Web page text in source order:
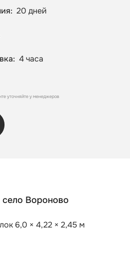
20 дней
4 часа
уточняйте у менеджеров
Вороново
6,0 × 4,22 × 2,45 м